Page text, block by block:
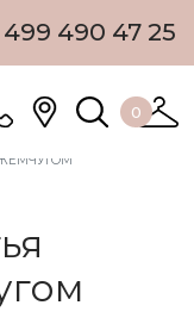
499 490 47 25
0